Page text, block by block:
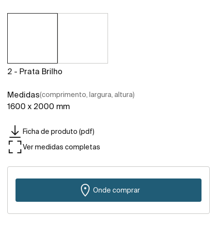
2 - Prata Brilho
Medidas(comprimento, largura, altura)
1600 x 2000 mm
Ficha de produto (pdf)
Ver medidas completas
Onde comprar